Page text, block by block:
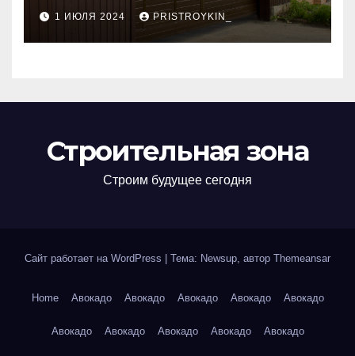
1 ИЮЛЯ 2024 PRISTROYKIN_
Строительная зона
Строим будущее сегодня
Сайт работает на WordPress Тема: Newsup, автор Themeansar
Home Авокадо Авокадо Авокадо Авокадо Авокадо
Авокадо Авокадо Авокадо Авокадо Авокадо